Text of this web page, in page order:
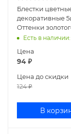
Блестки
декоративные
Оттенки
deVENTE
Есть в наличии
Цена
94 ₽
Цена до скидки
124₽
В